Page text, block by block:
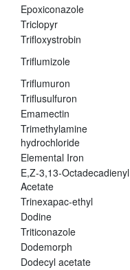
Epoxiconazole
Triclopyr
Trifloxystrobin
Triflumizole
Triflumuron
Triflusulfuron
Emamectin
Trimethylamine
hydrochloride
Elemental Iron
E,Z-3,13-Octadecadienyl
Acetate
Trinexapac-ethyl
Dodine
Triticonazole
Dodemorph
Dodecyl acetate